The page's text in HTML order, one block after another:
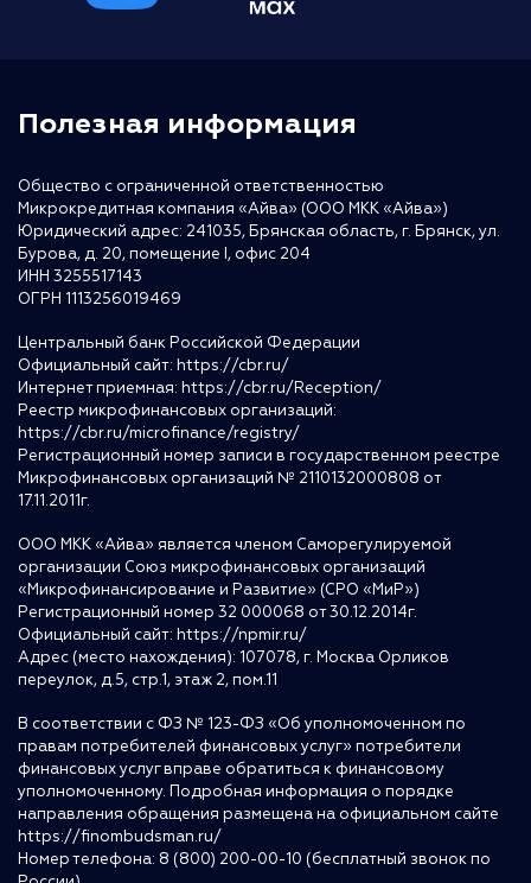
Полезная информация
Общество с ограниченной ответственностью
Микрокредитная компания «Айва» (ООО МКК «Айва»)
Юридический адрес: 241035, Брянская область, г. Брянск, ул.
Бурова, д. 20, помещение I, офис 204
ИНН 3255517143
ОГРН 1113256019469
Центральный банк Российской Федерации
Официальный сайт: https://cbr.ru/
Интернет приемная: https://cbr.ru/Reception/
Реестр микрофинансовых организаций:
https://cbr.ru/microfinance/registry/
Регистрационный номер записи в государственном реестре
Микрофинансовых организаций № 2110132000808 от
17.11.2011г.
ООО МКК «Айва» является членом Саморегулируемой
организации Союз микрофинансовых организаций
«Микрофинансирование и Развитие» (СРО «МиР»)
Регистрационный номер 32 000068 от 30.12.2014г.
Официальный сайт: https://npmir.ru/
Адрес (место нахождения): 107078, г. Москва Орликов
переулок, д.5, стр.1, этаж 2, пом.11
В соответствии с ФЗ № 123-ФЗ «Об уполномоченном по
правам потребителей финансовых услуг» потребители
финансовых услуг вправе обратиться к финансовому
уполномоченному. Подробная информация о порядке
направления обращения размещена на официальном сайте
https://finombudsman.ru/
Номер телефона: 8 (800) 200-00-10 (бесплатный звонок по